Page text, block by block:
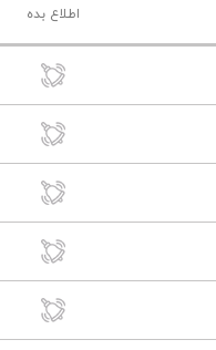
اطلاع بده